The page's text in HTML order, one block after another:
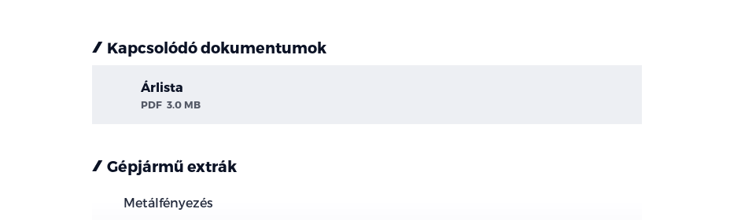
Kapcsolódó dokumentumok
Árlista
PDF 3.0 MB
Gépjármű extrák
Metálfényezés